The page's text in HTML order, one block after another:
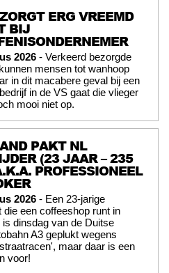
ERG VREEMD
BIJ
2026 - Verkeerd bezorgde
mensen tot wanhoop
in dit macabere geval bij een
in de VS gaat die vlieger
mooi niet op.
PAKT NL
(23 JAAR – 235
PROFESSIONEEL
2026 - Een 23-jarige
die een coffeeshop runt in
is dinsdag van de Duitse
A3 geplukt wegens
maar daar is een
voor!